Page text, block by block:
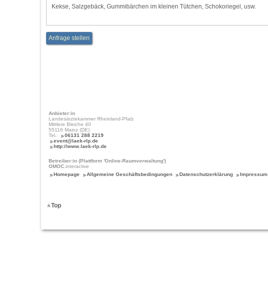
Kekse, Salzgebäck, Gummibärchen im kleinen Tütchen, Schokoriegel, usw.
Anfrage stellen
Anbieter:in
Landesärztekammer Rheinland-Pfalz
Mittlere Bleiche 40
55116 Mainz (DE)
Tel.:
06131 288 2219
event@laek-rlp.de
http://www.laek-rlp.de
Betreiber:in (Plattform 'Online-Raumverwaltung')
OMOC .interactive
Homepage
Allgemeine Geschäftsbedingungen Datenschutzerklärung Impressum
Top